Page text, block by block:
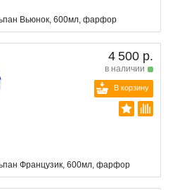
Вьюнок, 600мл, фарфор
4 500 р.
в наличии
В корзину
Французик, 600мл, фарфор